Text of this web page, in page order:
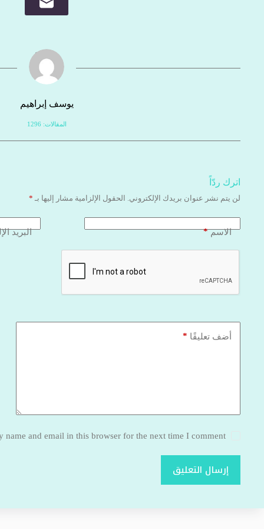
يوسف إبراهيم
المقالات: 1296
اترك ردّاً
لن يتم نشر عنوان بريدك الإلكتروني. الحقول الإلزامية مشار إليها بـ *
الاسم* البريد
أضف تعليقًا *
name and email in this browser for the next time I comment.
إرسال التعليق